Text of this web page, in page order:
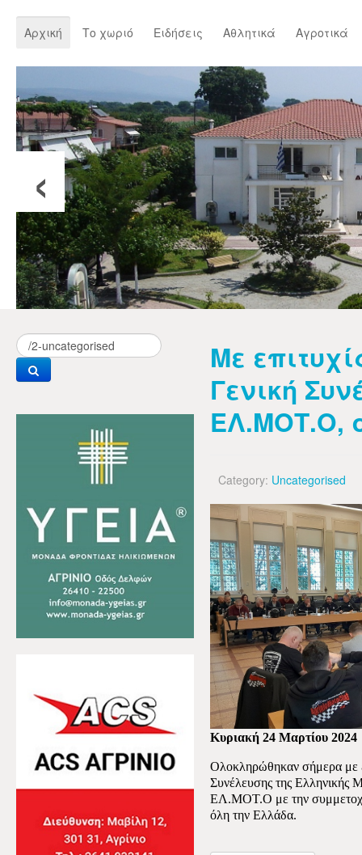
Αρχική Το χωριό Ειδήσεις Αθλητικά Αγροτικά
‹
Με
Γενική
ΕΛ.ΜΟΤ.Ο,
Category: Uncategorised
Κυριακή 24 Μαρτίου 2024
Ολοκληρώθηκαν σήμερα με
Συνέλευσης της Ελληνικής
ΕΛ.ΜΟΤ.Ο με την
όλη την Ελλάδα.